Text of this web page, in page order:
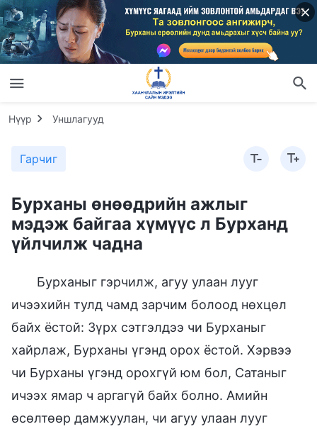
Нүүр Уншлагууд
Гарчиг
Бурханы өнөөдрийн ажлыг
мэдэж байгаа хүмүүс л Бурханд
үйлчилж чадна
Бурханыг гэрчилж, агуу улаан лууг
ичээхийн тулд чамд зарчим болоод нөхцөл
байх ёстой: Зүрх сэтгэлдээ чи Бурханыг
хайрлаж, Бурханы үгэнд орох ёстой. Хэрвээ
чи Бурханы үгэнд орохгүй юм бол, Сатаныг
ичээх ямар ч аргагүй байх болно. Амийн
өсөлтөөр дамжуулан, чи агуу улаан лууг